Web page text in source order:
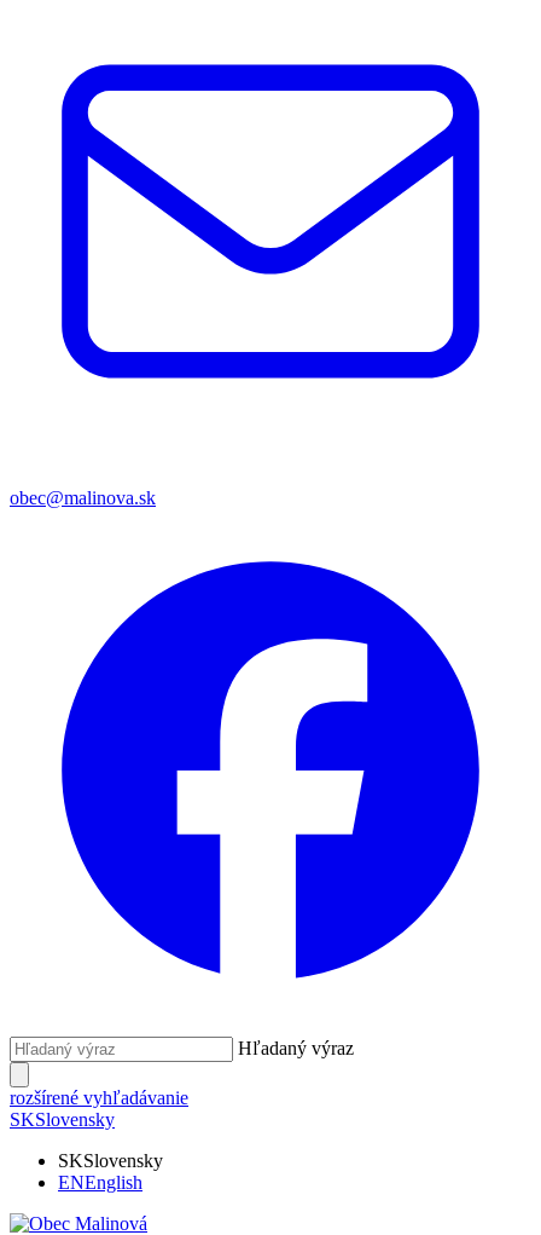
obec@malinova.sk
Hľadaný výraz
rozšírené vyhľadávanie
SKSlovensky
SKSlovensky
ENEnglish